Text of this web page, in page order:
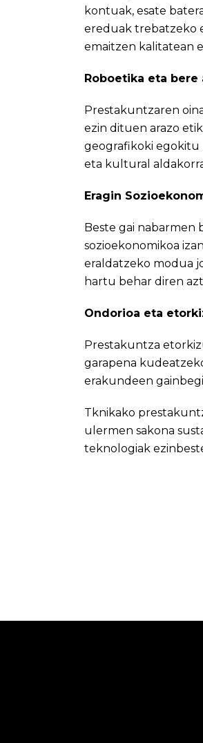
kontuak, esate
ereduak trebatzeko
emaitzen kalitatean
Roboetika eta
Prestakuntzaren
ezin dituen arazo
geografikoki egokitu
eta kultural
Eragin
Beste gai nabarmen
sozioekonomikoa
eraldatzeko modua
hartu behar diren
Ondorioa eta
Prestakuntza
garapena
erakundeen
Tknikako
ulermen sakona
teknologiak